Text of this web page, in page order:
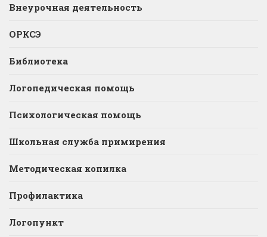
Внеурочная деятельность
ОРКСЭ
Библиотека
Логопедическая помощь
Психологическая помощь
Школьная служба примирения
Методическая копилка
Профилактика
Логопункт